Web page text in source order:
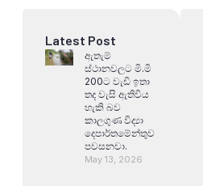
Latest Post
ඇතැම්
ස්ථානවලට මි.මි
200ට වැඩි ඉතා
තද වැසි ඇතිවිය
හැකි බව
කාලගුණ විද්‍යා
දෙපාර්තමේන්තුව
පවසනවා.
May 13, 2026